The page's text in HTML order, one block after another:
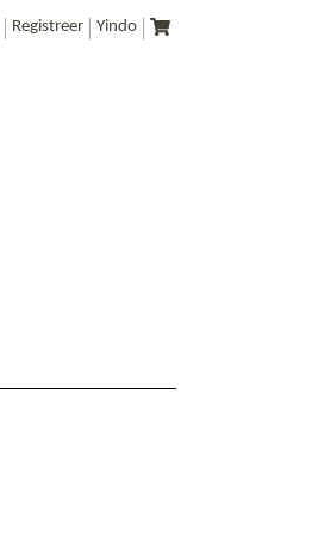
Registreer Yindo